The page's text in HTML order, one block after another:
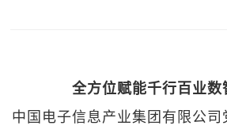
全方位赋能千行百业数
中国电子信息产业集团有限公